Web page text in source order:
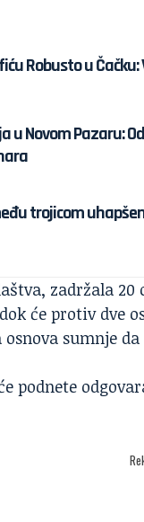
Robusto u
u Novom Pazaru:
trojicom
zadržala
će protiv dve
osnova sumnje
podnete